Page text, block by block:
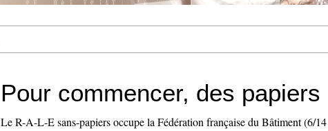
Pour commencer, des papiers
Le R-A-L-E sans-papiers occupe la Fédération française du Bâtiment (6/14